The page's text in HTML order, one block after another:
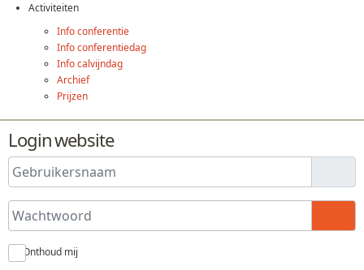
Activiteiten
Info conferentie
Info conferentiedag
Info calvijndag
Archief
Prijzen
Login website
Gebruikersnaam
Wachtwoord
Onthoud mij